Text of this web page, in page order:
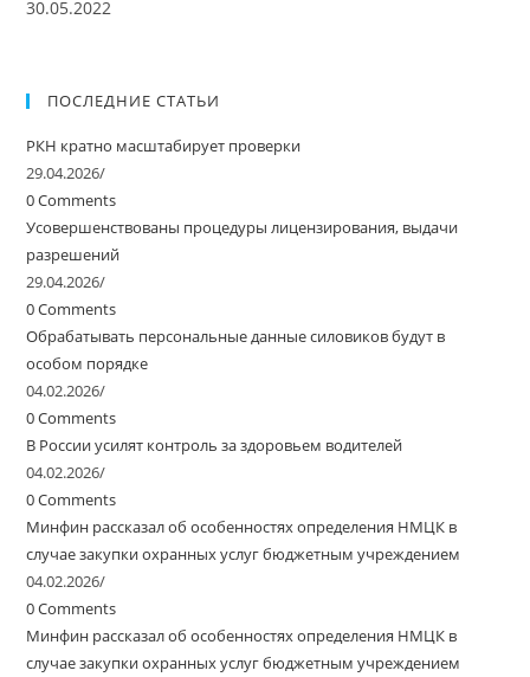
30.05.2022
ПОСЛЕДНИЕ СТАТЬИ
РКН кратно масштабирует проверки
29.04.2026/
0 Comments
Усовершенствованы процедуры лицензирования, выдачи
разрешений
29.04.2026/
0 Comments
Обрабатывать персональные данные силовиков будут в
особом порядке
04.02.2026/
0 Comments
В России усилят контроль за здоровьем водителей
04.02.2026/
0 Comments
Минфин рассказал об особенностях определения НМЦК в
случае закупки охранных услуг бюджетным учреждением
04.02.2026/
0 Comments
Минфин рассказал об особенностях определения НМЦК в
случае закупки охранных услуг бюджетным учреждением